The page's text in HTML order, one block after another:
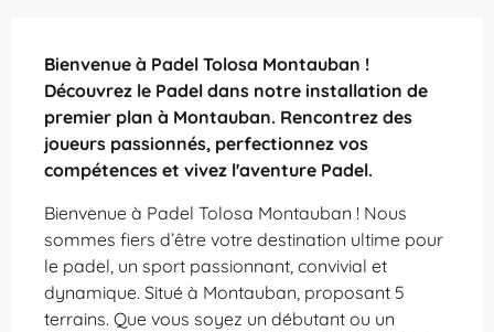
Bienvenue à Padel Tolosa Montauban !
Découvrez le Padel dans notre installation de
premier plan à Montauban. Rencontrez des
joueurs passionnés, perfectionnez vos
compétences et vivez l'aventure Padel.
Bienvenue à Padel Tolosa Montauban ! Nous
sommes fiers d’être votre destination ultime pour
le padel, un sport passionnant, convivial et
dynamique. Situé à Montauban, proposant 5
terrains. Que vous soyez un débutant ou un